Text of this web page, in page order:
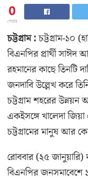
0
শেয়ার
চট্টগ্রাম :চট্টগ্রাম-১০
বিএনপির প্রার্থী
রহমানের কাছে তিনটি
জনদাবি উল্লেখ করে
চট্টগ্রাম শহরের উন্নয়ন
একইসঙ্গে খালেদা
চট্টগ্রামের মানুষ আর
রোববার (২৫ জানুয়ারি)
বিএনপির জনসমাবেশে